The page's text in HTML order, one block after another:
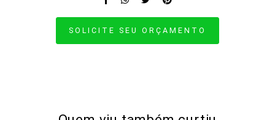
SOLICITE SEU ORÇAMENTO